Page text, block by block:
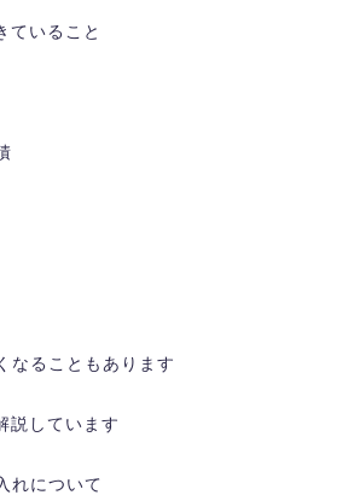
ていること
なることもあります
説しています
れについて